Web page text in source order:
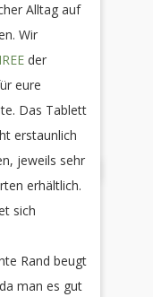
Alltag auf
Wir
der
eure
Das Tablett
erstaunlich
jeweils sehr
erhältlich.
sich
Rand beugt
man es gut